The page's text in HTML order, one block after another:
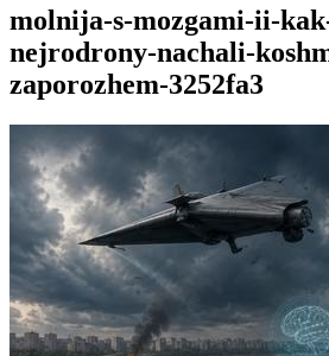
molnija-s-mozgami-ii-
nejrodrony-nachali-
zaporozhem-3252fa3